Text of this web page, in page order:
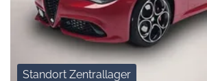
Standort Zentrallager